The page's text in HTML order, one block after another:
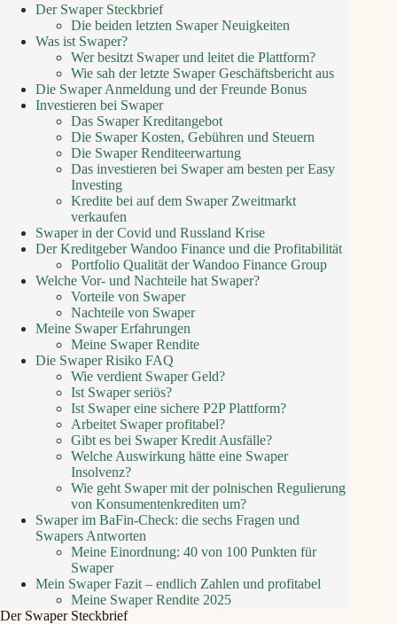
Der Swaper Steckbrief
Die beiden letzten Swaper Neuigkeiten
Was ist Swaper?
Wer besitzt Swaper und leitet die Plattform?
Wie sah der letzte Swaper Geschäftsbericht aus
Die Swaper Anmeldung und der Freunde Bonus
Investieren bei Swaper
Das Swaper Kreditangebot
Die Swaper Kosten, Gebühren und Steuern
Die Swaper Renditeerwartung
Das investieren bei Swaper am besten per Easy
Investing
Kredite bei auf dem Swaper Zweitmarkt
verkaufen
Swaper in der Covid und Russland Krise
Der Kreditgeber Wandoo Finance und die Profitabilität
Portfolio Qualität der Wandoo Finance Group
Welche Vor- und Nachteile hat Swaper?
Vorteile von Swaper
Nachteile von Swaper
Meine Swaper Erfahrungen
Meine Swaper Rendite
Die Swaper Risiko FAQ
Wie verdient Swaper Geld?
Ist Swaper seriös?
Ist Swaper eine sichere P2P Plattform?
Arbeitet Swaper profitabel?
Gibt es bei Swaper Kredit Ausfälle?
Welche Auswirkung hätte eine Swaper
Insolvenz?
Wie geht Swaper mit der polnischen Regulierung
von Konsumentenkrediten um?
Swaper im BaFin-Check: die sechs Fragen und
Swapers Antworten
Meine Einordnung: 40 von 100 Punkten für
Swaper
Mein Swaper Fazit – endlich Zahlen und profitabel
Meine Swaper Rendite 2025
Der Swaper Steckbrief